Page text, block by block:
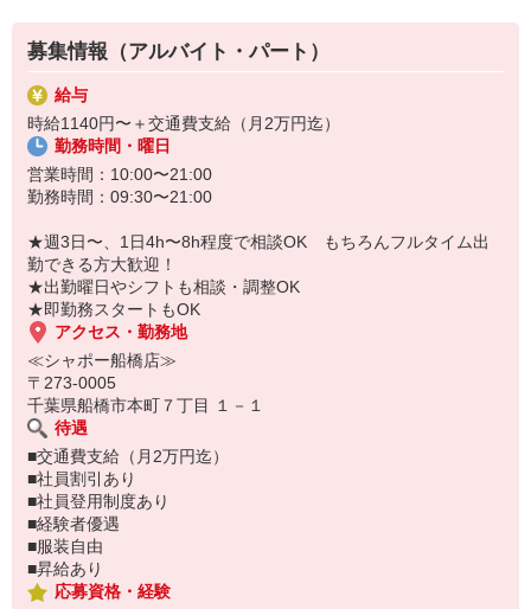
募集情報（アルバイト・パート）
給与
時給1140円〜＋交通費支給（月2万円迄）
勤務時間・曜日
営業時間：10:00〜21:00
勤務時間：09:30〜21:00
★週3日〜、1日4h〜8h程度で相談OK もちろんフルタイム出
勤できる方大歓迎！
★出勤曜日やシフトも相談・調整OK
★即勤務スタートもOK
アクセス・勤務地
≪シャポー船橋店≫
〒273-0005
千葉県船橋市本町７丁目 １－１
待遇
■交通費支給（月2万円迄）
■社員割引あり
■社員登用制度あり
■経験者優遇
■服装自由
■昇給あり
応募資格・経験